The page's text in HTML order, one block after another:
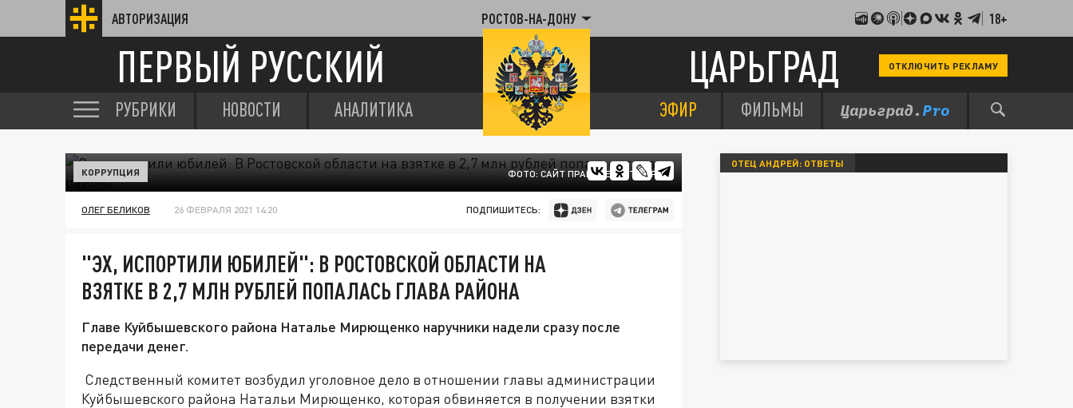
АВТОРИЗАЦИЯ РОСТОВ-НА-ДОНУ 18+
ПЕРВЫЙ РУССКИЙ ЦАРЬГРАД ОТКЛЮЧИТЬ РЕКЛАМУ
РУБРИКИ НОВОСТИ АНАЛИТИКА ЭФИР ФИЛЬМЫ
ФОТО: САЙТ ПРАВИТЕЛЬСТВА РО.
КОРРУПЦИЯ
ОЛЕГ БЕЛИКОВ 26 ФЕВРАЛЯ 2021 14:20 ПОДПИШИТЕСЬ:
"ЭХ, ИСПОРТИЛИ ЮБИЛЕЙ": В РОСТОВСКОЙ ОБЛАСТИ НА
ВЗЯТКЕ В 2,7 МЛН РУБЛЕЙ ПОПАЛАСЬ ГЛАВА РАЙОНА
Главе Куйбышевского района Наталье Мирющенко наручники надели сразу после
передачи денег.
Следственный комитет возбудил уголовное дело в отношении главы администрации
Куйбышевского района Натальи Мирющенко, которая обвиняется в получении взятки
ОТЕЦ АНДРЕЙ: ОТВЕТЫ